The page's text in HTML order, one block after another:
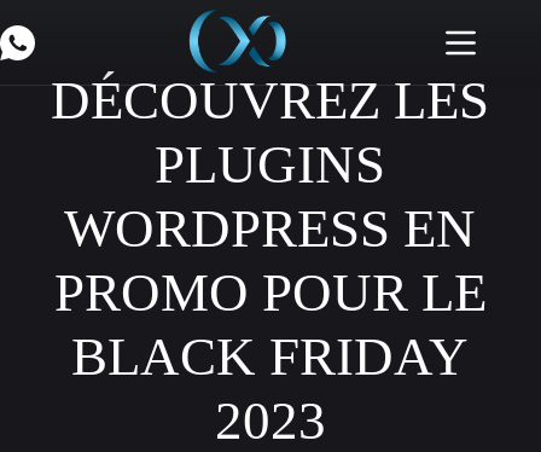
DÉCOUVREZ LES
PLUGINS
WORDPRESS EN
PROMO POUR LE
BLACK FRIDAY
2023